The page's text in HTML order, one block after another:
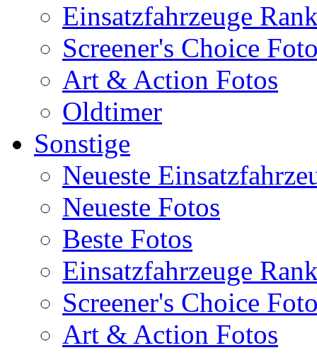
Einsatzfahrzeuge
Screener's Choice
Art & Action Fotos
Oldtimer
Sonstige
Neueste
Neueste Fotos
Beste Fotos
Einsatzfahrzeuge
Screener's Choice
Art & Action Fotos